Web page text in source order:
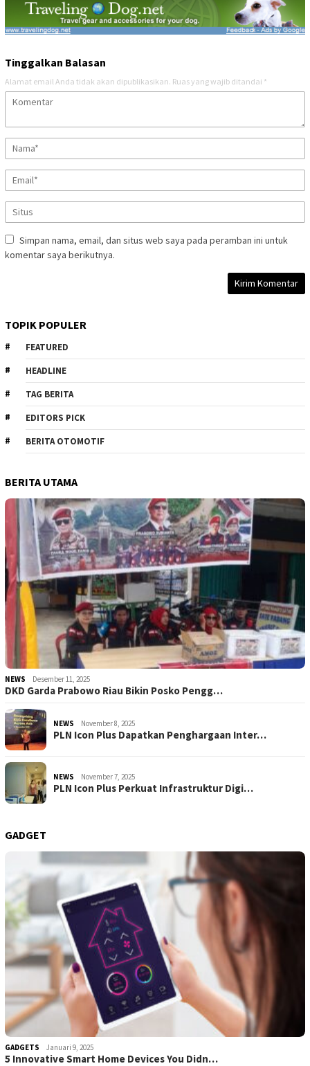
Tinggalkan Balasan
Alamat email Anda tidak akan dipublikasikan. Ruas yang wajib ditandai *
Simpan nama, email, dan situs web saya pada peramban ini untuk
komentar saya berikutnya.
TOPIK POPULER
FEATURED
HEADLINE
TAG BERITA
EDITORS PICK
BERITA OTOMOTIF
BERITA UTAMA
NEWS Desember 11, 2025
DKD Garda Prabowo Riau Bikin Posko Pengg…
NEWS November 8, 2025
PLN Icon Plus Dapatkan Penghargaan Inter…
NEWS November 7, 2025
PLN Icon Plus Perkuat Infrastruktur Digi…
GADGET
GADGETS Januari 9, 2025
5 Innovative Smart Home Devices You Didn…